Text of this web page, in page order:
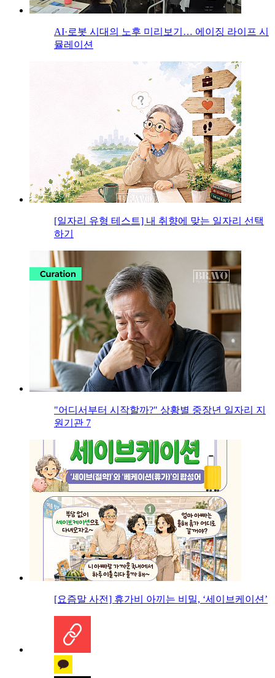
AI·로봇 시대의 노후 미리보기… 에이징 라이프 시
뮬레이션
[일자리 유형 테스트] 내 취향에 맞는 일자리 선택
하기
"어디서부터 시작할까?" 상황별 중장년 일자리 지
원기관 7
[요즘말 사전] 휴가비 아끼는 비밀, ‘세이브케이션’